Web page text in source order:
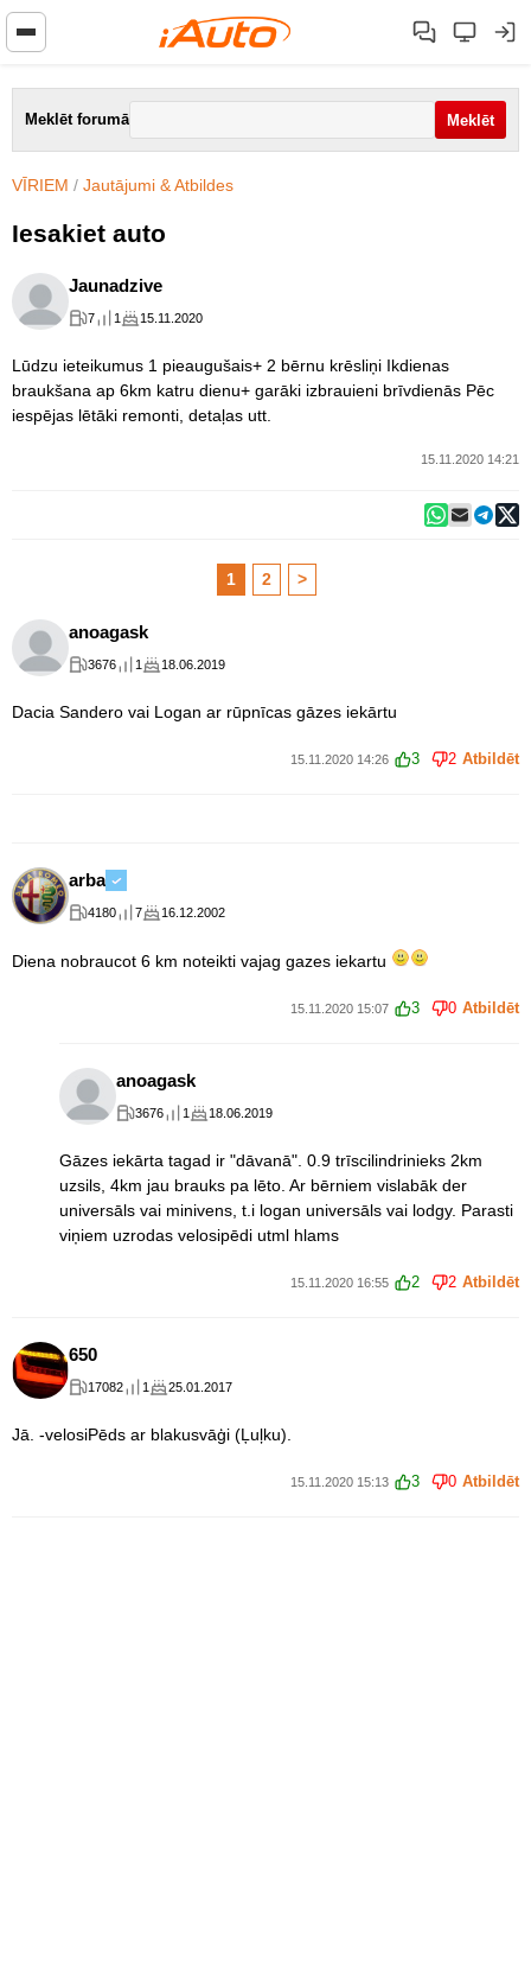
Meklēt forumā
VĪRIEM / Jautājumi & Atbildes
Iesakiet auto
Jaunadzive
7 1 15.11.2020
Lūdzu ieteikumus 1 pieaugušais+ 2 bērnu krēsliņi Ikdienas
braukšana ap 6km katru dienu+ garāki izbrauieni brīvdienās Pēc
iespējas lētāki remonti, detaļas utt.
15.11.2020 14:21
1 2 >
anoagask
3676 1 18.06.2019
Dacia Sandero vai Logan ar rūpnīcas gāzes iekārtu
15.11.2020 14:26 3 2 Atbildēt
arba
4180 7 16.12.2002
Diena nobraucot 6 km noteikti vajag gazes iekartu
15.11.2020 15:07 3 0 Atbildēt
anoagask
3676 1 18.06.2019
Gāzes iekārta tagad ir "dāvanā". 0.9 trīscilindrinieks 2km
uzsils, 4km jau brauks pa lēto. Ar bērniem vislabāk der
universāls vai minivens, t.i logan universāls vai lodgy. Parasti
viņiem uzrodas velosipēdi utml hlams
15.11.2020 16:55 2 2 Atbildēt
650
17082 1 25.01.2017
Jā. -velosiPēds ar blakusvāģi (Ļuļku).
15.11.2020 15:13 3 0 Atbildēt